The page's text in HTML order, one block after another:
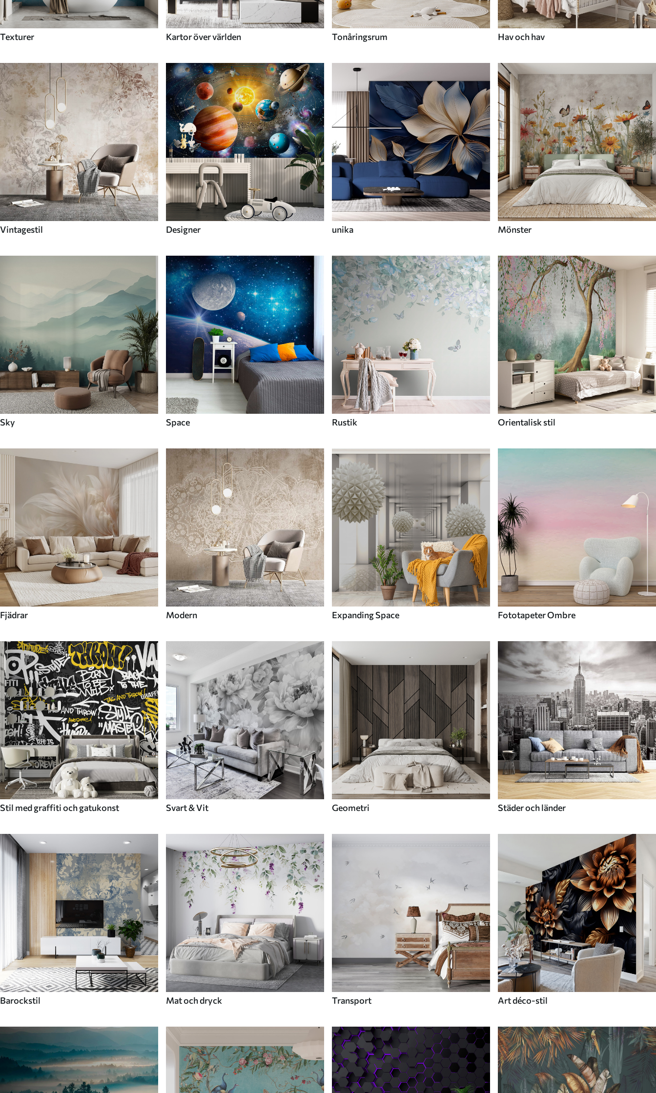
Texturer Kartor över världen Tonåringsrum Hav och hav
Vintagestil Designer unika Mönster
Sky Space Rustik Orientalisk stil
Fjädrar Modern Expanding Space Fototapeter Ombre
Stil med graffiti och gatukonst Svart & Vit Geometri Städer och länder
Barockstil Mat och dryck Transport Art déco-stil